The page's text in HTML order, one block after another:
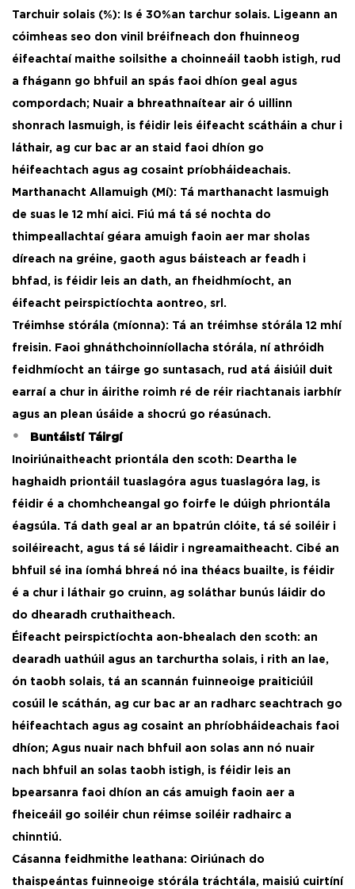
Tarchuir solais (%): Is é 30%an tarchur solais. Ligeann an
cóimheas seo don vinil bréifneach don fhuinneog
éifeachtaí maithe soilsithe a choinneáil taobh istigh, rud
a fhágann go bhfuil an spás faoi dhíon geal agus
compordach; Nuair a bhreathnaítear air ó uillinn
shonrach lasmuigh, is féidir leis éifeacht scátháin a chur i
láthair, ag cur bac ar an staid faoi dhíon go
héifeachtach agus ag cosaint príobháideachais. ​
Marthanacht Allamuigh (Mí): Tá marthanacht lasmuigh
de suas le 12 mhí aici. Fiú má tá sé nochta do
thimpeallachtaí géara amuigh faoin aer mar sholas
díreach na gréine, gaoth agus báisteach ar feadh i
bhfad, is féidir leis an dath, an fheidhmíocht, an
éifeacht peirspictíochta aontreo, srl.
Tréimhse stórála (míonna): Tá an tréimhse stórála 12 mhí
freisin. Faoi ghnáthchoinníollacha stórála, ní athróidh
feidhmíocht an táirge go suntasach, rud atá áisiúil duit
earraí a chur in áirithe roimh ré de réir riachtanais iarbhír
agus an plean úsáide a shocrú go réasúnach. ​
Buntáistí Táirgí
Inoiriúnaitheacht priontála den scoth: Deartha le
haghaidh priontáil tuaslagóra agus tuaslagóra lag, is
féidir é a chomhcheangal go foirfe le dúigh phriontála
éagsúla. Tá dath geal ar an bpatrún clóite, tá sé soiléir i
soiléireacht, agus tá sé láidir i ngreamaitheacht. Cibé an
bhfuil sé ina íomhá bhreá nó ina théacs buailte, is féidir
é a chur i láthair go cruinn, ag soláthar bunús láidir do
do dhearadh cruthaitheach. ​
Éifeacht peirspictíochta aon-bhealach den scoth: an
dearadh uathúil agus an tarchurtha solais, i rith an lae,
ón taobh solais, tá an scannán fuinneoige praiticiúil
cosúil le scáthán, ag cur bac ar an radharc seachtrach go
héifeachtach agus ag cosaint an phríobháideachais faoi
dhíon; Agus nuair nach bhfuil aon solas ann nó nuair
nach bhfuil an solas taobh istigh, is féidir leis an
bpearsanra faoi dhíon an cás amuigh faoin aer a
fheiceáil go soiléir chun réimse soiléir radhairc a
chinntiú. ​
Cásanna feidhmithe leathana: Oiriúnach do
thaispeántas fuinneoige stórála tráchtála, maisiú cuirtíní